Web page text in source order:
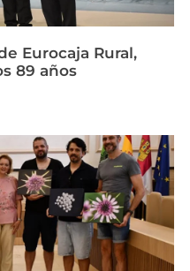
Eurocaja Rural,
89 años